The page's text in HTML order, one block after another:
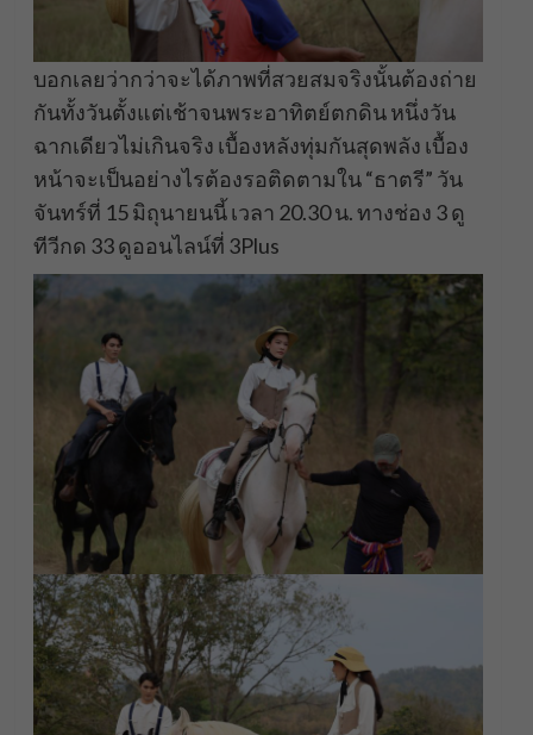
บอกเลยว่ากว่าจะได้ภาพที่สวยสมจริงนั้นต้องถ่าย
กันทั้งวันตั้งแต่เช้าจนพระอาทิตย์ตกดิน หนึ่งวัน
ฉากเดียวไม่เกินจริง เบื้องหลังทุ่มกันสุดพลัง เบื้อง
หน้าจะเป็นอย่างไรต้องรอติดตามใน “ธาตรี” วัน
จันทร์ที่ 15 มิถุนายนนี้ เวลา 20.30 น. ทางช่อง 3 ดู
ทีวีกด 33 ดูออนไลน์ที่ 3Plus